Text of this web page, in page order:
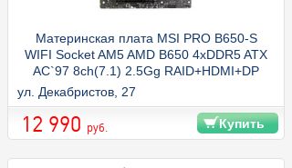
Материнская плата MSI PRO B650-S
WIFI Socket AM5 AMD B650 4xDDR5 ATX
AC`97 8ch(7.1) 2.5Gg RAID+HDMI+DP
ул. Декабристов, 27
12 990 руб. Купить